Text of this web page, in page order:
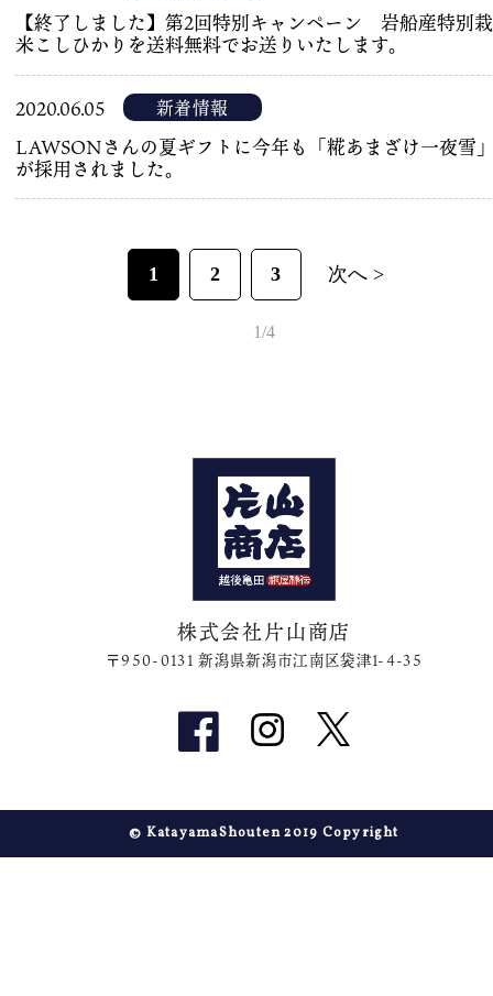
【終了しました】第2回特別キャンペーン 岩船産特別
米こしひかりを送料無料でお送りいたします。
2020.06.05 新着情報
LAWSONさんの夏ギフトに今年も「糀あまざけ一夜雪
が採用されました。
1 2 3 次へ >
1/4
株式会社片山商店
〒950-0131 新潟県新潟市江南区袋津1-4-35
© KatayamaShouten 2019 Copyright